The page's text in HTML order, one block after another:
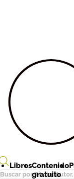
Búsqueda
LibrosContenido
gratuito